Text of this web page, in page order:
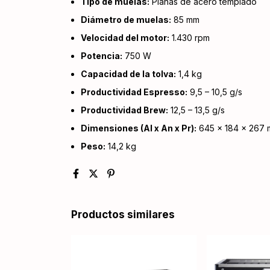
Diámetro de muelas: 85 mm
Velocidad del motor: 1.430 rpm
Potencia: 750 W
Capacidad de la tolva: 1,4 kg
Productividad Espresso: 9,5 – 10,5 g/s
Productividad Brew: 12,5 – 13,5 g/s
Dimensiones (Al x An x Pr): 645 × 184 × 267
Peso: 14,2 kg
Productos similares